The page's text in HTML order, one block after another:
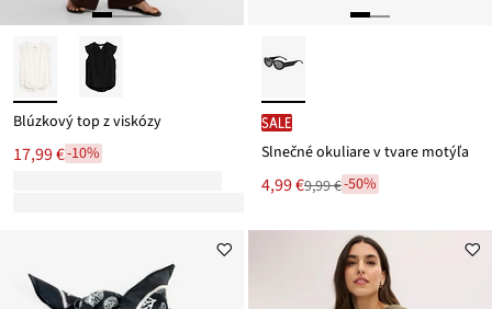
Blúzkový top z viskózy
17,99 €-10%
SALE
Slnečné okuliare v tvare motýľa
Nová
cena
4,99 €
Zľava
ceny
9,99 €-50%